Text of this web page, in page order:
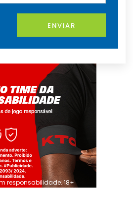
ENVIAR
responsabilidade. 18+